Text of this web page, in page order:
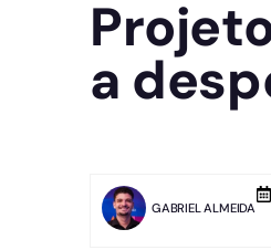
a
GABRIEL ALMEIDA